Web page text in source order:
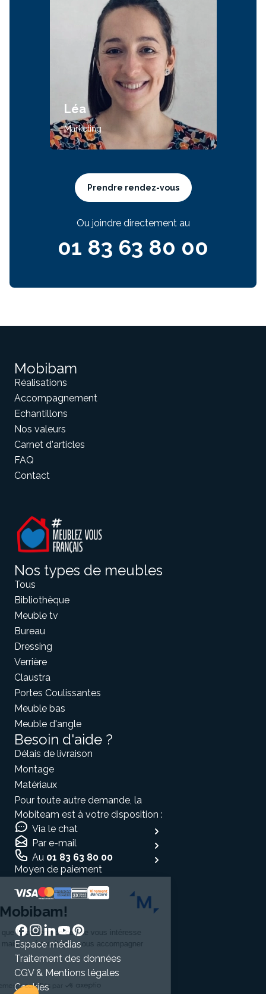
Léa
Marketing
Prendre rendez-vous
Ou joindre directement au
01 83 63 80 00
Mobibam
Réalisations
Accompagnement
Echantillons
Nos valeurs
Carnet d'articles
FAQ
Contact
Nos types de meubles
Tous
Bibliothèque
Meuble tv
Bureau
Dressing
Verrière
Claustra
Portes Coulissantes
Meuble bas
Meuble d'angle
Besoin d'aide ?
Délais de livraison
Montage
Matériaux
Pour toute autre demande, la
Mobiteam est à votre disposition :
Via le chat
Par e-mail
Au 01 83 63 80 00
Moyen de paiement
Espace médias
Traitement des données
CGV & Mentions légales
Cookies
Salut c'est nous...
les Cookies Mobibam!
On a attendu d'être sûrs que le contenu de ce site vous intéresse
avant de vous déranger, mais on aimerait bien vous accompagner
pendant votre visite...
Consentements certifiés par